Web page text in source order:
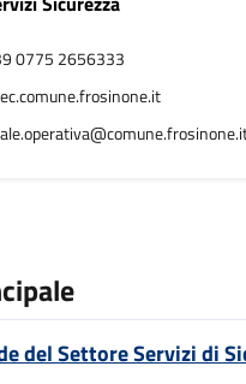
0775 2656333
del Settore Servizi di